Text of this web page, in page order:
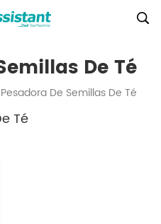
De Té
Pesadora De Semillas De Té
Té